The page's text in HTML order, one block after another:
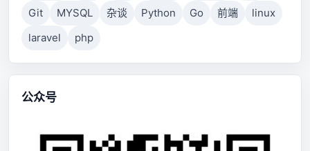
Git
MYSQL 杂谈 Python Go 前端
linux
laravel
php
公众号